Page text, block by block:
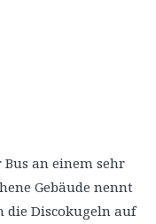
an einem sehr
Gebäude nennt
die Discokugeln auf